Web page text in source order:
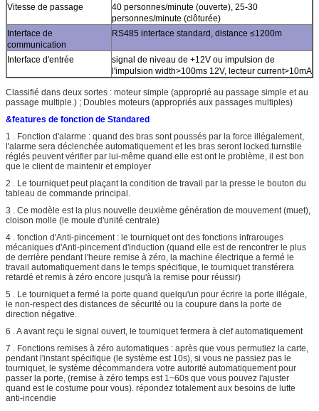
Vitesse de passage
40 personnes/minute (ouverte), 25-30
personnes/minute (clôturée)
Interface de
communication
RS485 interface standard, distance ≤1200m
Interface d'entrée
signal de niveau de +12V ou impulsion de
l'impulsion width>100ms 12V, lecteur current>10mA
Classifié dans deux sortes : moteur simple (approprié au passage simple et au
passage multiple.) ; Doubles moteurs (appropriés aux passages multiples)
&features de fonction de Standared
1 . Fonction d'alarme : quand des bras sont poussés par la force illégalement,
l'alarme sera déclenchée automatiquement et les bras seront locked.turnstile
réglés peuvent vérifier par lui-même quand elle est ont le problème, il est bon
que le client de maintenir et employer
2 . Le tourniquet peut plaçant la condition de travail par la presse le bouton du
tableau de commande principal.
3 . Ce modèle est la plus nouvelle deuxième génération de mouvement (muet),
cloison molle (le moule d'unité centrale)
4 . fonction d'Anti-pincement : le tourniquet ont des fonctions infrarouges
mécaniques d'Anti-pincement d'induction (quand elle est de rencontrer le plus
de derrière pendant l'heure remise à zéro, la machine électrique a fermé le
travail automatiquement dans le temps spécifique, le tourniquet transférera
retardé et remis à zéro encore jusqu'à la remise pour réussir)
5 . Le tourniquet a fermé la porte quand quelqu'un pour écrire la porte illégale,
le non-respect des distances de sécurité ou la coupure dans la porte de
direction négative.
6 . A avant reçu le signal ouvert, le tourniquet fermera à clef automatiquement
7 . Fonctions remises à zéro automatiques : après que vous permutiez la carte,
pendant l'instant spécifique (le système est 10s), si vous ne passiez pas le
tourniquet, le système décommandera votre autorité automatiquement pour
passer la porte, (remise à zéro temps est 1~60s que vous pouvez l'ajuster
quand est le costume pour vous). répondez totalement aux besoins de lutte
anti-incendie